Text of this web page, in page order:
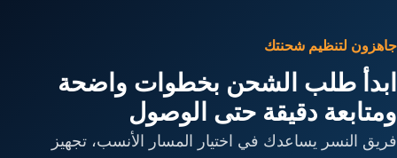
جاهزون لتنظيم شحنتك
ابدأ طلب الشحن بخطوات واضحة
ومتابعة دقيقة حتى الوصول
فريق النسر يساعدك في اختيار المسار الأنسب، تجهيز